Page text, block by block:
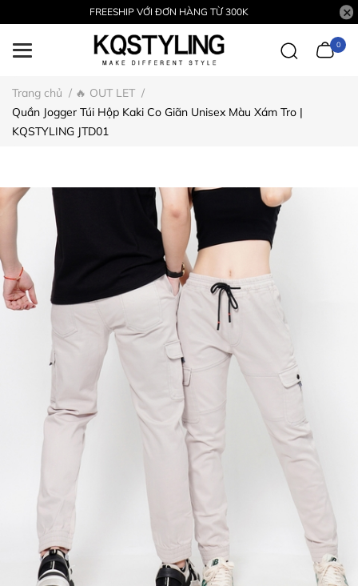
FREESHIP VỚI ĐƠN HÀNG TỪ 300K
0
Trang chủ / 🔥 OUT LET /
Quần Jogger Túi Hộp Kaki Co Giãn Unisex Màu Xám Tro |
KQSTYLING JTD01